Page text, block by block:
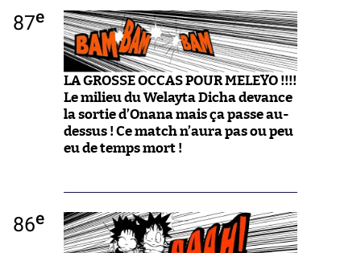
87e
LA GROSSE OCCAS POUR MELEYO !!!!
Le milieu du Welayta Dicha devance
la sortie d’Onana mais ça passe au-
dessus ! Ce match n’aura pas ou peu
eu de temps mort !
86e